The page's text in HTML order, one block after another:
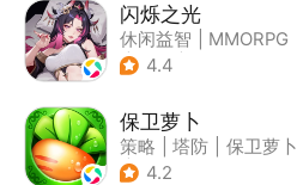
闪烁之光
休闲益智
MMORPG
| 仙侠
4.4
保卫萝卜
策略 塔防
保卫萝卜
| 卡通
4.2